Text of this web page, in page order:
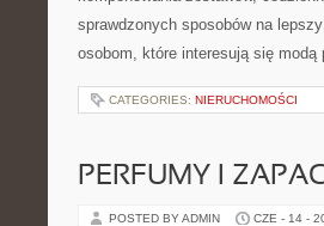
sprawdzonych sposobów na
osobom, które interesują się
CATEGORIES: NIERUCHOMOŚCI
PERFUMY I
POSTED BY ADMIN CZE - 14 -